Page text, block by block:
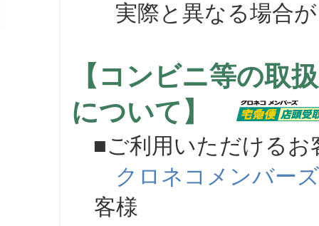
実際と異なる場合が
【コンビニ等の取
について】
■ご利用いただけるお
クロネコメンバーズ
客様